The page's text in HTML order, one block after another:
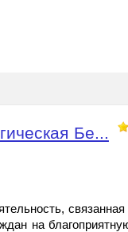
Бе...
на